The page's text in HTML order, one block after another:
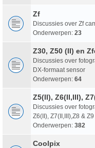
Zf
Discussies over Zf
Onderwerpen: 23
Z30, Z50 (II) en
Discussies over
DX-formaat sensor
Onderwerpen: 64
Z5(II), Z6(II,III),
Discussies over
Z6(II), Z7(II,III),Z8 & Z9
Onderwerpen: 382
Coolpix